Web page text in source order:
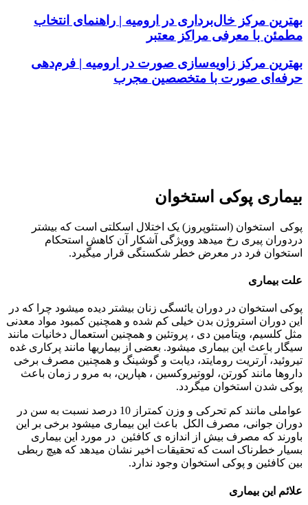
بهترین مرکز خال‌برداری در ارومیه | راهنمای انتخاب
مطمئن با معرفی مراکز معتبر
بهترین مرکز زاویه‌سازی صورت در ارومیه | فرم‌دهی
حرفه‌ای صورت با متخصصین مجرب
بیماری پوکی استخوان
پوکی استخوان (استئوپروز) یک اختلال اسکلتی است که بیشتر
دردوران پیری رخ میدهد وویژگی آشکار آن کاهش استحکام
استخوان فرد در معرض خطر شکستگی قرار میگیرد.
علت بیماری
پوکی استخوان در دوران یائسگی زنان بیشتر دیده میشود چرا که در
این دوران استروژن بدن خیلی کم شده و همچنین کمبود مواد معدنی
مثل کلسیم، ویتامین دی ، پروتئین و همچنین استعمال دخانیات مانند
سیگار باعث این بیماری میشود. بعضی از بیماریها مانند پرکاری غده
تیروئید، آرتریت رومایتد، دیابت و گوشینگ و همچنین مصرف برخی
داروها مانند کورتن، لووتیروکسین ، هپارین، به مرو ر زمان باعث
پوکی شدن استخوان میگردد.
عواملی مانند کم تحرکی و وزن کمتراز 10 درصد نسبت به سن در
دوران جوانی، مصرف الکل باعث این بیماری میشود برخی بر این
باورند که مصرف بیش از اندازه ی کافئین در مورد این بیماری
بسیار خطرناک است که تحقیقات اخیر نشان میدهد که هیچ ربطی
بین کافئین و پوکی استخوان وجود ندارد.
علائم این بیماری